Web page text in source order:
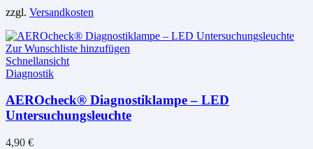
Optionen
auf
der
Varianten
Die
Optionen
Produktseite
gewählt
zzgl. Versandkosten
Zur Wunschliste hinzufügen
Schnellansicht
Diagnostik
AEROcheck® Diagnostiklampe – LED
Untersuchungsleuchte
4,90 €